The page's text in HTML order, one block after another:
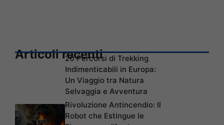
Articoli recenti20 Percorsi di Trekking
Indimenticabili in Europa:
Un Viaggio tra Natura
Selvaggia e Avventura
Rivoluzione Antincendio: Il
Robot che Estingue le